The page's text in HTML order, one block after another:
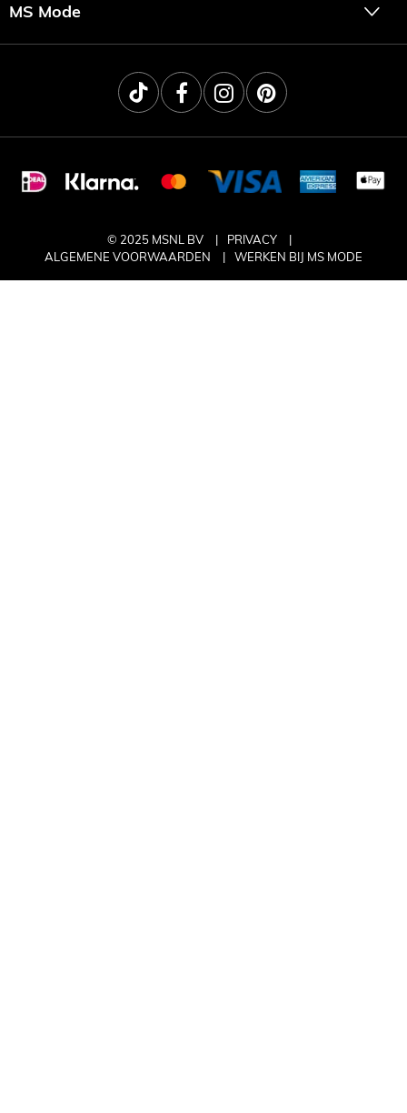
MS Mode
© 2025 MSNL BV
PRIVACY
ALGEMENE VOORWAARDEN
WERKEN BIJ MS MODE